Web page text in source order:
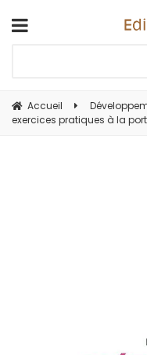
Accueil
exercices pratiques à la